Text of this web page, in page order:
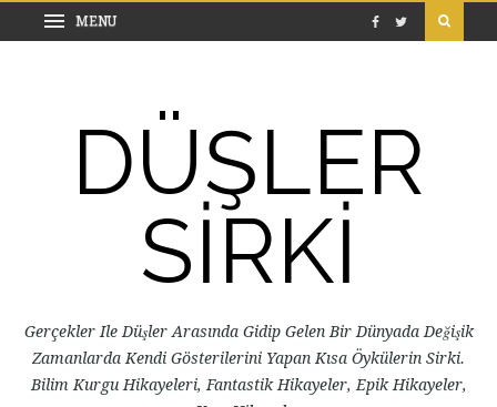
DÜŞLER
SİRKİ
Gerçekler Ile Düşler Arasında Gidip Gelen Bir Dünyada Değişik
Zamanlarda Kendi Gösterilerini Yapan Kısa Öykülerin Sirki.
Bilim Kurgu Hikayeleri, Fantastik Hikayeler, Epik Hikayeler,